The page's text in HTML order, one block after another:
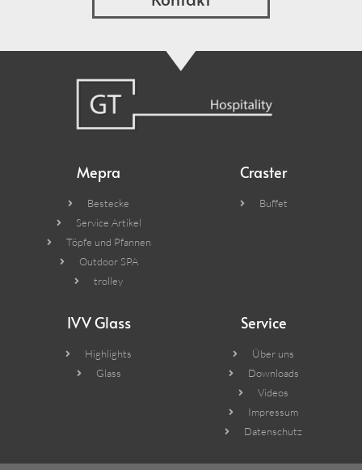
Mepra
Bestecke
Service Artikel
Töpfe und Pfannen
Outdoor SPA
trolley
Craster
Buffet
IVV Glass
Highlights
Glass
Service
Über uns
Downloads
Videos
Impressum
Datenschutz